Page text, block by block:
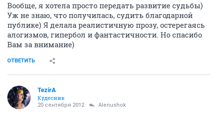
Вообще, я хотела просто передать развитие судьбы)
Уж не знаю, что получилась, судить благодарной
публике) Я делала реалистичную прозу, остерегаясь
алогизмов, гипербол и фантастичности. Но спасибо
Вам за внимание)
ОТВЕТИТЬ
TezirA
Кудесник
20 сентября 2012 Alenushok